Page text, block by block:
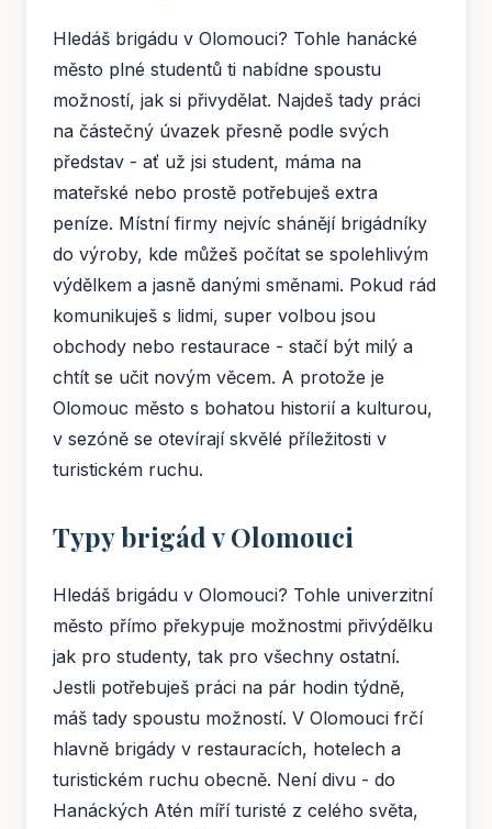
Hledáš brigádu v Olomouci? Tohle hanácké
město plné studentů ti nabídne spoustu
možností, jak si přivydělat. Najdeš tady práci
na částečný úvazek přesně podle svých
představ - ať už jsi student, máma na
mateřské nebo prostě potřebuješ extra
peníze. Místní firmy nejvíc shánějí brigádníky
do výroby, kde můžeš počítat se spolehlivým
výdělkem a jasně danými směnami. Pokud rád
komunikuješ s lidmi, super volbou jsou
obchody nebo restaurace - stačí být milý a
chtít se učit novým věcem. A protože je
Olomouc město s bohatou historií a kulturou,
v sezóně se otevírají skvělé příležitosti v
turistickém ruchu.
Typy brigád v Olomouci
Hledáš brigádu v Olomouci? Tohle univerzitní
město přímo překypuje možnostmi přivýdělku
jak pro studenty, tak pro všechny ostatní.
Jestli potřebuješ práci na pár hodin týdně,
máš tady spoustu možností. V Olomouci frčí
hlavně brigády v restauracích, hotelech a
turistickém ruchu obecně. Není divu - do
Hanáckých Atén míří turisté z celého světa,